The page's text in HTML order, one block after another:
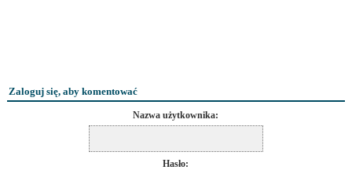
Zaloguj się, aby komentować
Nazwa użytkownika:
Hasło: